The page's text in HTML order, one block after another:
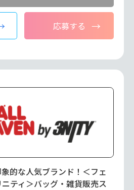
応募する
的な人気ブランド！＜フェ
ティ＞バッグ・雑貨販売ス